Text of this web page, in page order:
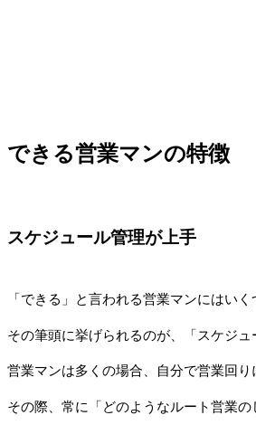
できる営業マンの特徴
スケジュール管理が上手
「できる」と言われる営業マンにはい
その筆頭に挙げられるのが、「スケジュ
営業マンは多くの場合、自分で営業回
その際、常に「どのようなルート営業